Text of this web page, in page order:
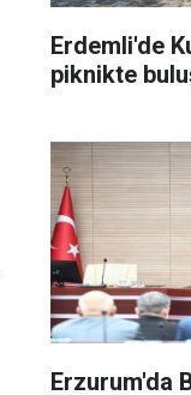
Erdemli'de
piknikte
Erzurum'da